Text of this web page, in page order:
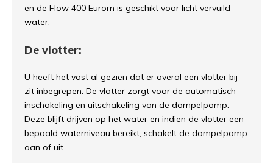
en de Flow 400 Eurom is geschikt voor licht vervuild
water.
De vlotter:
U heeft het vast al gezien dat er overal een vlotter bij
zit inbegrepen. De vlotter zorgt voor de automatisch
inschakeling en uitschakeling van de dompelpomp.
Deze blijft drijven op het water en indien de vlotter een
bepaald waterniveau bereikt, schakelt de dompelpomp
aan of uit.